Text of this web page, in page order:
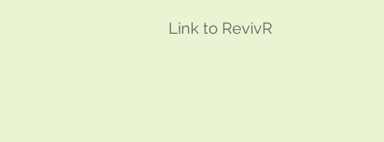
Link to RevivR